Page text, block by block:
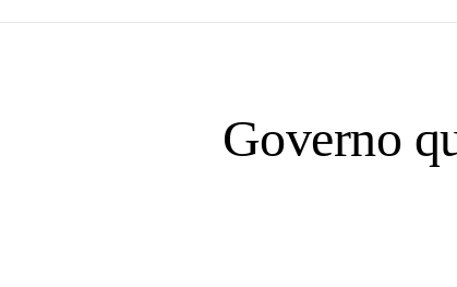
Governo